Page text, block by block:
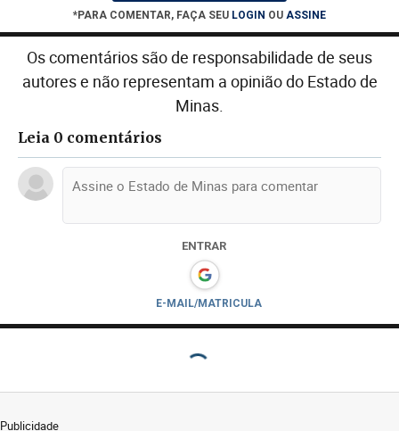
*PARA COMENTAR, FAÇA SEU LOGIN OU ASSINE
Os comentários são de responsabilidade de seus
autores e não representam a opinião do Estado de
Minas.
Leia 0 comentários
ENTRAR
E-MAIL/MATRICULA
Publicidade